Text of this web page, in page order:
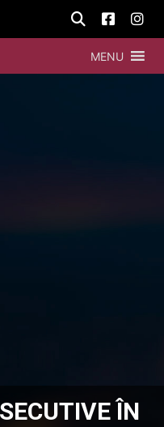
MENU
ÎN